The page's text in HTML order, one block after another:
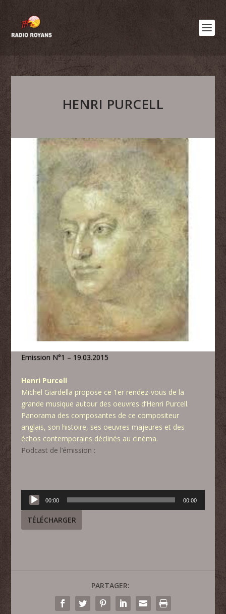
HENRI PURCELL
Emission N°1 – 19.03.2015
Henri Purcell
Michel Giardella propose ce 1er rendez-vous de la
grande musique autour des oeuvres d’Henri Purcell.
Panorama des composantes de ce compositeur
anglais, son histoire, ses oeuvres majeures et des
échos contemporains déclinés au cinéma.
Podcast de l’émission :
Lecteur
audio
00:00 00:00
TÉLÉCHARGER
PARTAGER: